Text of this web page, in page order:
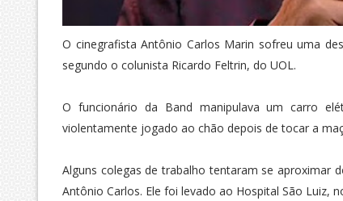
O cinegrafista Antônio Carlos Marin sofreu uma
segundo o colunista Ricardo Feltrin, do UOL.
O funcionário da Band manipulava um carro
violentamente jogado ao chão depois de tocar a
Alguns colegas de trabalho tentaram se aproximar
Antônio Carlos. Ele foi levado ao Hospital São Luiz,